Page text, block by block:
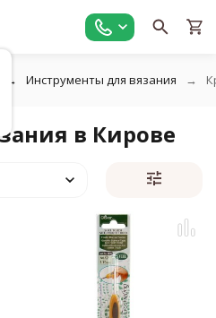
Инструменты для вязания
в Кирове